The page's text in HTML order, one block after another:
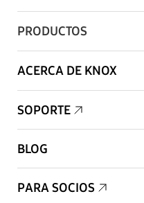
PRODUCTOS
ACERCA DE KNOX
SOPORTE
BLOG
PARA SOCIOS